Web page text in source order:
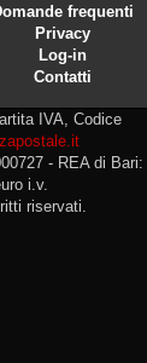
frequenti
Privacy
Log-in
Contatti
IVA, Codice
- REA di Bari:
i.v.
riservati.